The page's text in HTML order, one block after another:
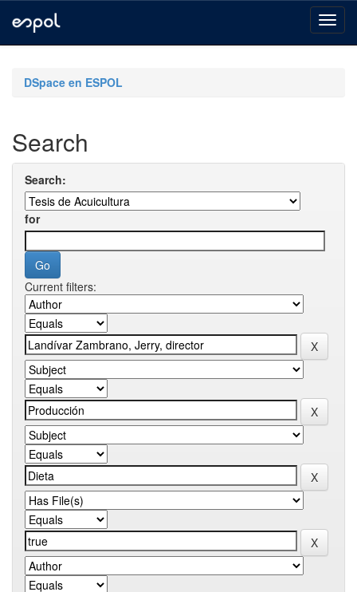
navigationDSpace en ESPOL
Search
Search:
for
Current filters: